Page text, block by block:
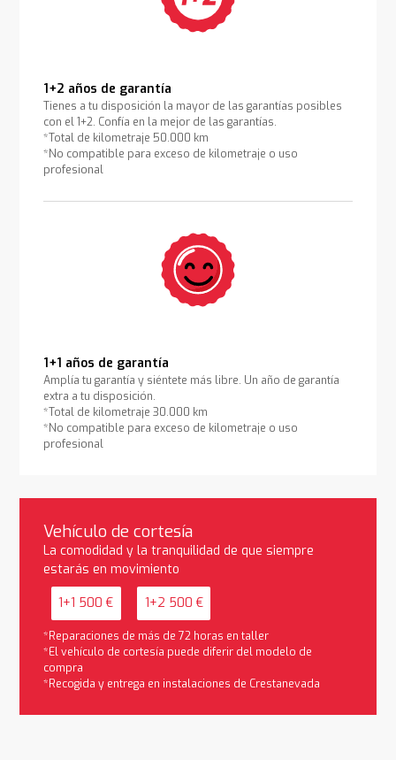
1+2 años de garantía
Tienes a tu disposición la mayor de las garantías posibles
con el 1+2. Confía en la mejor de las garantías.
*Total de kilometraje 50.000 km
*No compatible para exceso de kilometraje o uso
profesional
1+1 años de garantía
Amplía tu garantía y siéntete más libre. Un año de garantía
extra a tu disposición.
*Total de kilometraje 30.000 km
*No compatible para exceso de kilometraje o uso
profesional
Vehículo de cortesía
La comodidad y la tranquilidad de que siempre
estarás en movimiento
1+1 500 € 1+2 500 €
*Reparaciones de más de 72 horas en taller
*El vehículo de cortesía puede diferir del modelo de
compra
*Recogida y entrega en instalaciones de Crestanevada